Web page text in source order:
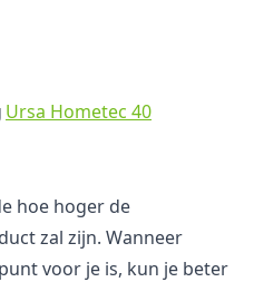
Ursa Hometec 40
hoe hoger de
zal zijn. Wanneer
voor je is, kun je beter